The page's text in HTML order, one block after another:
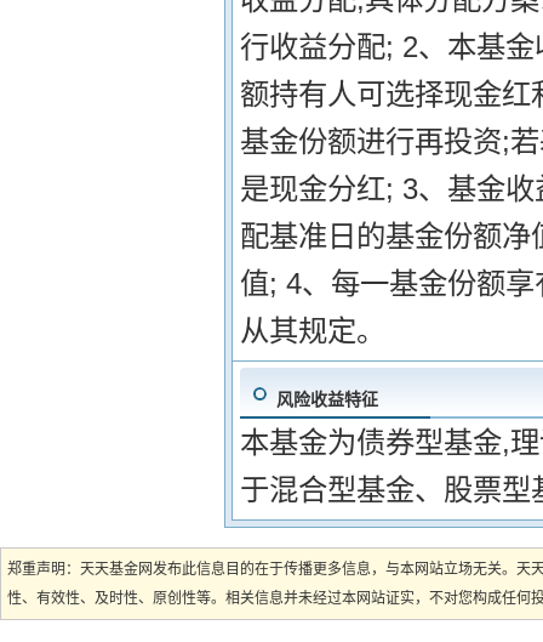
行收益分配; 2、本基
额持有人可选择现金
基金份额进行再投资;
是现金分红; 3、基金
配基准日的基金份额
值; 4、每一基金份额
从其规定。
风险收益特征
本基金为债券型基金,
于混合型基金、股票型
郑重声明：天天基金网发布此信息目的在于传播更多信息，与本网站立场无关。
性、有效性、及时性、原创性等。相关信息并未经过本网站证实，不对您构成任